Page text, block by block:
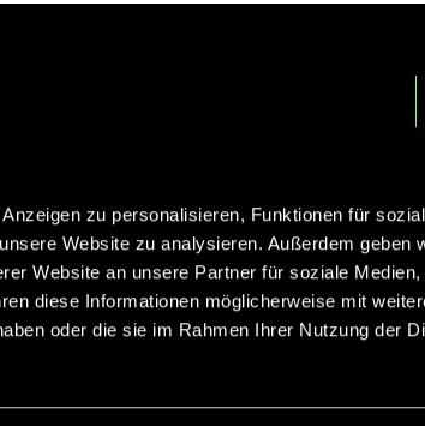
zu personalisieren, Funktionen für
Website zu analysieren. Außerdem geben
Website an unsere Partner für soziale Medien,
diese Informationen möglicherweise mit
oder die sie im Rahmen Ihrer Nutzung der